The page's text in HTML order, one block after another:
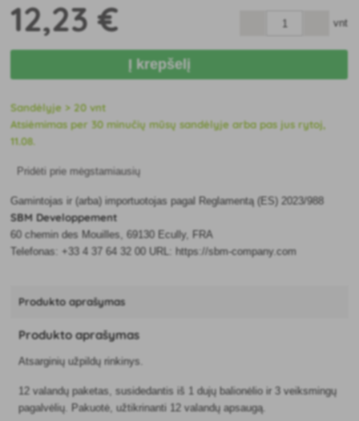
12,23 € vnt
Į krepšelį
Sandėlyje > 20 vnt
Atsiėmimas per 30 minučių mūsų sandėlyje arba pas jus rytoj,
11.08.
Pridėti prie mėgstamiausių
Gamintojas ir (arba) importuotojas pagal Reglamentą (ES) 2023/988
SBM Developpement
60 chemin des Mouilles, 69130 Ecully, FRA
Telefonas: +33 4 37 64 32 00 URL: https://sbm-company.com
Produkto aprašymas
Produkto aprašymas
Atsarginių užpildų rinkinys.
12 valandų paketas, susidedantis iš 1 dujų balionėlio ir 3 veiksmingų
pagalvėlių. Pakuotė, užtikrinanti 12 valandų apsaugą.